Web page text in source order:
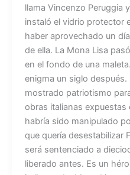
llama Vincenzo Peruggia
instaló el vidrio protector
haber aprovechado un
de ella. La Mona Lisa
en el fondo de una
enigma un siglo después.
mostrado patriotismo
obras italianas expuestas
habría sido manipulado
que quería desestabilizar
será sentenciado a
liberado antes. Es un